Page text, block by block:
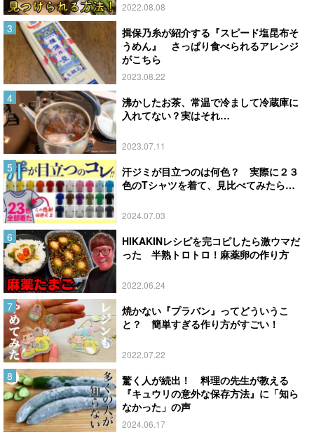
2022.08.08
揖保乃糸が紹介する『スピード塩昆布そ
うめん』 さっぱり食べられるアレンジ
がこちら
2023.08.22
沸かしたお茶、常温で冷まして冷蔵庫に
入れてない？実はそれ…
2023.07.11
汗ジミが目立つのは何色？ 実際に２３
色のTシャツを着て、見比べてみたら…
2024.07.03
HIKAKINレシピを完コピしたら激ウマだ
った 半熟トロトロ！麻薬卵の作り方
2022.06.24
焼かない『プラバン』ってどういうこ
と？ 簡単すぎる作り方がすごい！
2022.07.22
驚く人が続出！ 料理の先生が教える
『キュウリの意外な保存方法』に「知ら
なかった」の声
2024.06.17